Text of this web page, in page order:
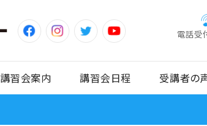
電話受
講習会案内 講習会日程 受講者の